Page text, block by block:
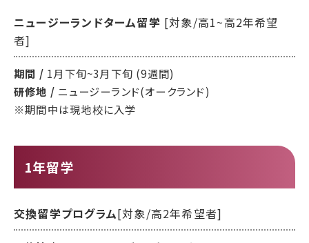
ニュージーランドターム留学 [対象/高1~高2年希望
者]
期間 / 1月下旬~3月下旬 (9週間)
研修地 / ニュージーランド(オークランド)
※期間中は現地校に入学
1年留学
交換留学プログラム[対象/高2年希望者]